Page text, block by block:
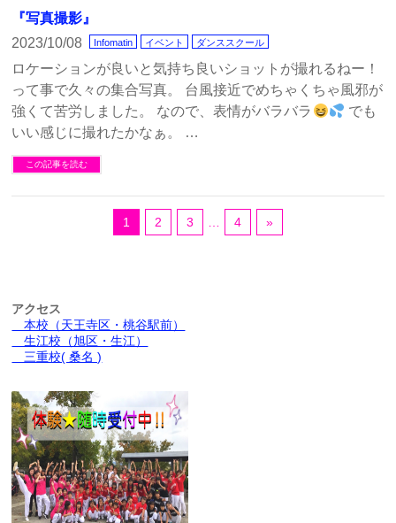
『写真撮影』
2023/10/08
Infomatin イベント ダンススクール
ロケーションが良いと気持ち良いショットが撮れるねー！
って事で久々の集合写真。 台風接近でめちゃくちゃ風邪が
強くて苦労しました。 なので、表情がバラバラ
でも
いい感じに撮れたかなぁ。 …
この記事を読む
1 2 3 4 »
アクセス
本校（天王寺区・桃谷駅前）
生江校（旭区・生江）
三重校( 桑名 )